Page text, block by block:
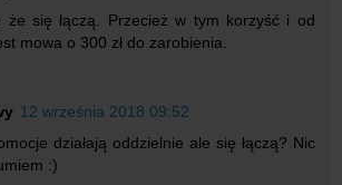
że się łączą. Przecież w tym korzyść i od
mowa o 300 zł do zarobienia.
12 września 2018 09:52
działają oddzielnie ale się łączą? Nic
:)